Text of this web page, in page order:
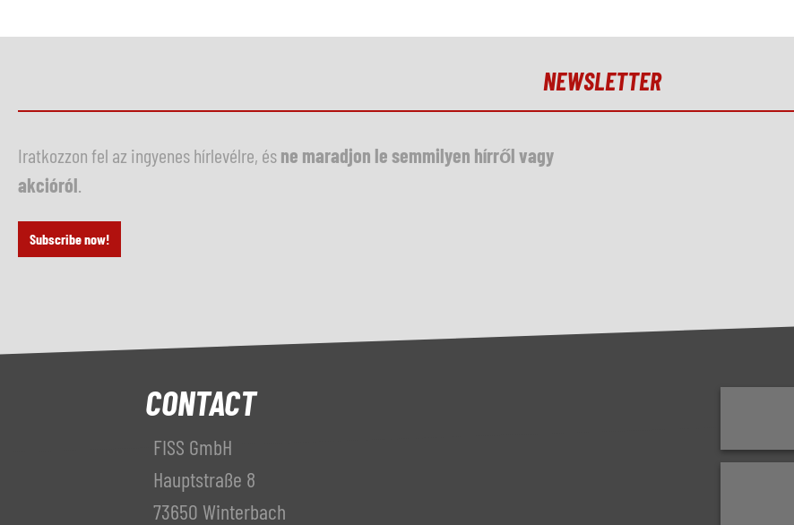
NEWSLETTER
Iratkozzon fel az ingyenes hírlevélre, ésne maradjon le semmilyen hírről vagy
akcióról
Subscribe now!
CONTACT
FISS GmbH
Hauptstraße 8
73650 Winterbach